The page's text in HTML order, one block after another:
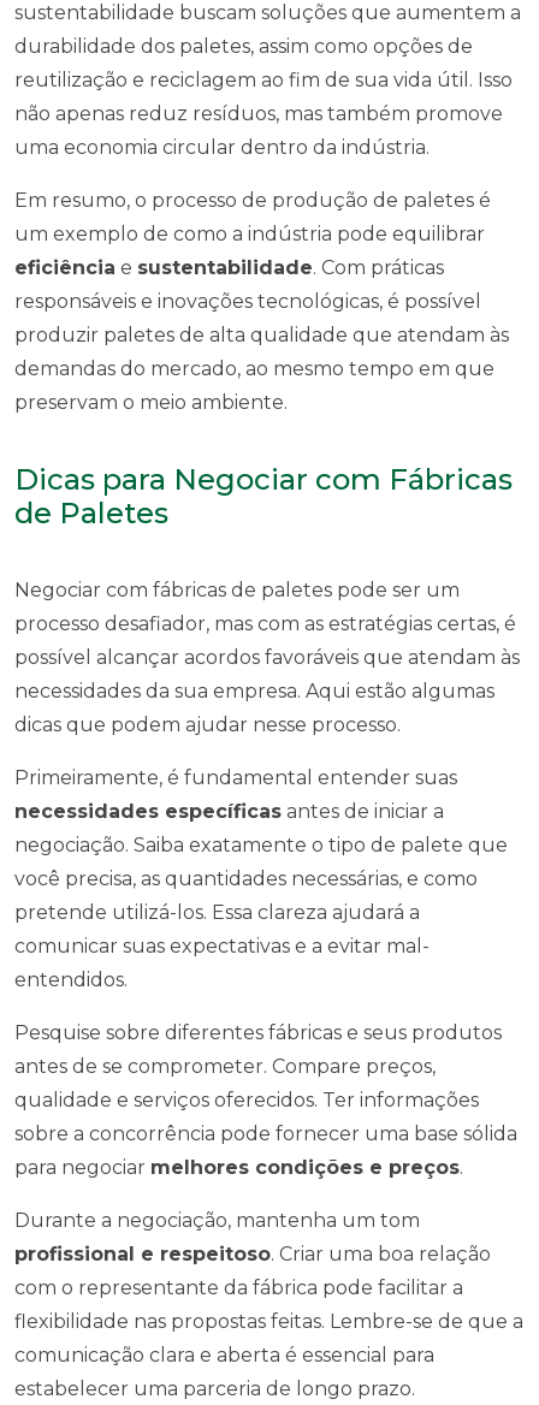
sustentabilidade buscam soluções que aumentem a
durabilidade dos paletes, assim como opções de
reutilização e reciclagem ao fim de sua vida útil. Isso
não apenas reduz resíduos, mas também promove
uma economia circular dentro da indústria.
Em resumo, o processo de produção de paletes é
um exemplo de como a indústria pode equilibrar
eficiência e sustentabilidade. Com práticas
responsáveis e inovações tecnológicas, é possível
produzir paletes de alta qualidade que atendam às
demandas do mercado, ao mesmo tempo em que
preservam o meio ambiente.
Dicas para Negociar com Fábricas
de Paletes
Negociar com fábricas de paletes pode ser um
processo desafiador, mas com as estratégias certas, é
possível alcançar acordos favoráveis que atendam às
necessidades da sua empresa. Aqui estão algumas
dicas que podem ajudar nesse processo.
Primeiramente, é fundamental entender suas
necessidades específicas antes de iniciar a
negociação. Saiba exatamente o tipo de palete que
você precisa, as quantidades necessárias, e como
pretende utilizá-los. Essa clareza ajudará a
comunicar suas expectativas e a evitar mal-
entendidos.
Pesquise sobre diferentes fábricas e seus produtos
antes de se comprometer. Compare preços,
qualidade e serviços oferecidos. Ter informações
sobre a concorrência pode fornecer uma base sólida
para negociar melhores condições e preços.
Durante a negociação, mantenha um tom
profissional e respeitoso. Criar uma boa relação
com o representante da fábrica pode facilitar a
flexibilidade nas propostas feitas. Lembre-se de que a
comunicação clara e aberta é essencial para
estabelecer uma parceria de longo prazo.